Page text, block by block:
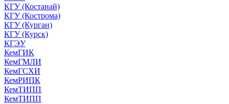
КГУ (Костанай)
КГУ (Кострома)
КГУ (Курган)
КГУ (Курск)
КГЭУ
КемГИК
КемГМЛИ
КемГСХИ
КемРИПК
КемТИПП
КемТИПП